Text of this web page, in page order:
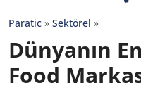
Paratic » Sektörel »
Dünyanın
Food